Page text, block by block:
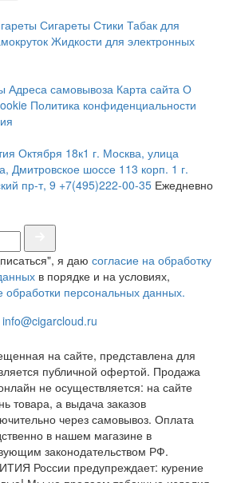
Сигареты Стики Табак для
Жидкости для электронных
Адреса самовывоза Карта сайта О
Политика конфиденциальности
Октября 18к1 г. Москва, улица
Дмитровское шоссе 113 корп. 1 г.
пр-т, 9 +7(495)222-00-35 Ежедневно
я даю согласие на обработку
в порядке и на условиях,
обработки персональных данных.
info@cigarcloud.ru
на сайте, представлена для
публичной офертой. Продажа
не осуществляется: на сайте
товара, а выдача заказов
через самовывоз. Оплата
в нашем магазине в
законодательством РФ.
России предупреждает: курение